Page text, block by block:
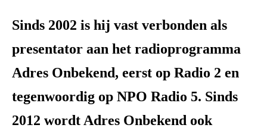
Sinds 2002 is hij vast verbonden als
presentator aan het radioprogramma
Adres Onbekend, eerst op Radio 2 en
tegenwoordig op NPO Radio 5. Sinds
2012 wordt Adres Onbekend ook